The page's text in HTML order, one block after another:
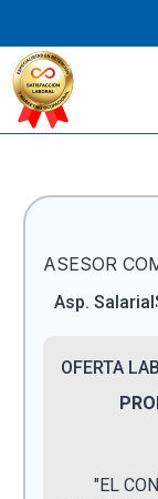
ASESOR
Asp. Salarial
OFERTA
"EL